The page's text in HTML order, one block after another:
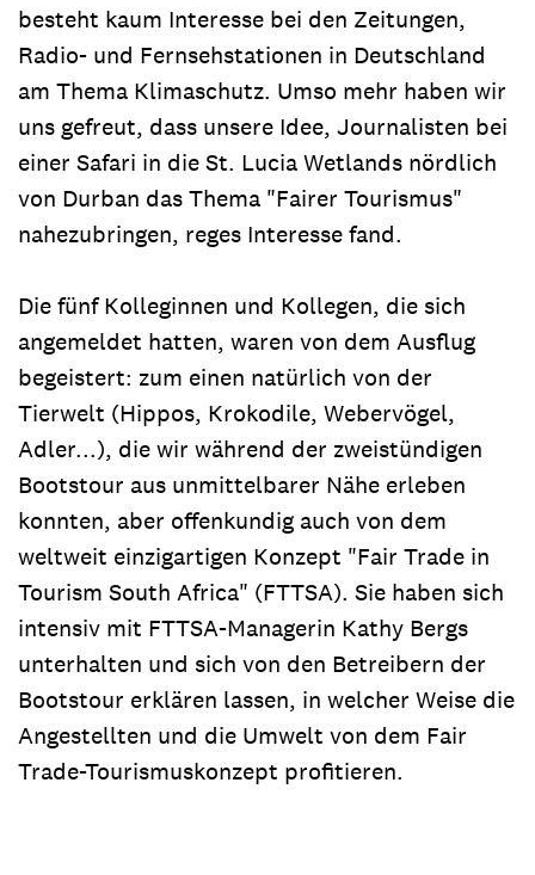
besteht kaum Interesse bei den Zeitungen,
Radio- und Fernsehstationen in Deutschland
am Thema Klimaschutz. Umso mehr haben wir
uns gefreut, dass unsere Idee, Journalisten bei
einer Safari in die St. Lucia Wetlands nördlich
von Durban das Thema "Fairer Tourismus"
nahezubringen, reges Interesse fand.
Die fünf Kolleginnen und Kollegen, die sich
angemeldet hatten, waren von dem Ausflug
begeistert: zum einen natürlich von der
Tierwelt (Hippos, Krokodile, Webervögel,
Adler...), die wir während der zweistündigen
Bootstour aus unmittelbarer Nähe erleben
konnten, aber offenkundig auch von dem
weltweit einzigartigen Konzept "Fair Trade in
Tourism South Africa" (FTTSA). Sie haben sich
intensiv mit FTTSA-Managerin Kathy Bergs
unterhalten und sich von den Betreibern der
Bootstour erklären lassen, in welcher Weise die
Angestellten und die Umwelt von dem Fair
Trade-Tourismuskonzept profitieren.